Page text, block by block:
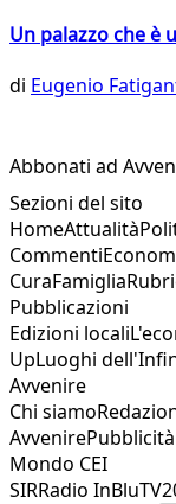
Un palazzo che è
di Eugenio
Abbonati ad
Sezioni del sito
HomeAttualità
Commenti
CuraFamiglia
Pubblicazioni
Edizioni locali
UpLuoghi
Avvenire
Chi siamo
AvvenirePubblicità
Mondo CEI
SIRRadio InBlu